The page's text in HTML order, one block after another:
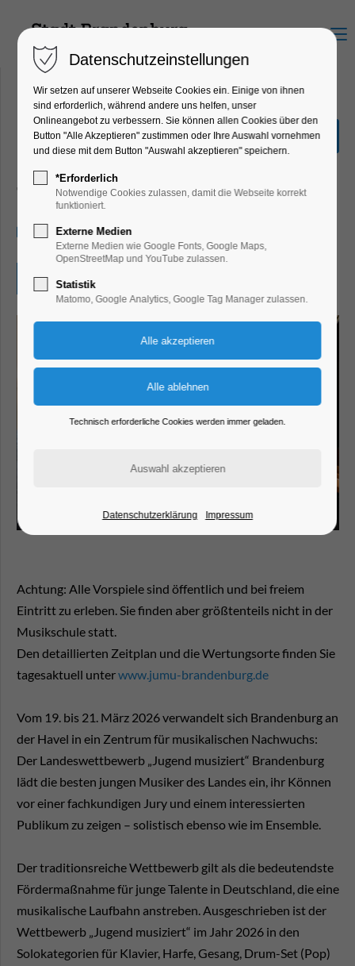
Menu
Jugend musiziert -
Landeswettbewerb
Kinder, Jugend, Konzert, Musik, Kunst,
Theater, Bühne
19.03.2026, 10:45–18:00
Eintritt frei
Achtung: Alle Vorspiele sind öffentlich und bei freiem
Eintritt zu erleben. Sie finden aber größtenteils nicht in der
Musikschule statt.
Den detaillierten Zeitplan und die Wertungsorte finden Sie
tagesaktuell unterwww.jumu-brandenburg.de
Vom 19. bis 21. März 2026 verwandelt sich Brandenburg an
der Havel in ein Zentrum für musikalischen Nachwuchs:
Der Landeswettbewerb „Jugend musiziert“ Brandenburg
lädt die besten jungen Musiker des Landes ein, ihr Können
vor einer fachkundigen Jury und einem interessierten
Publikum zu zeigen – solistisch ebenso wie im Ensemble.
Der traditionsreiche Wettbewerb gilt als die bedeutendste
Fördermaßnahme für junge Talente in Deutschland, die eine
musikalische Laufbahn anstreben. Ausgeschrieben ist der
Wettbewerb „Jugend musiziert“ im Jahr 2026 in den
Solokategorien für Klavier, Harfe, Gesang, Drum-Set (Pop)
Datenschutzeinstellungen
Wir setzen auf unserer Webseite Cookies ein. Einige von ihnen
sind erforderlich, während andere uns helfen, unser
Onlineangebot zu verbessern. Sie können allen Cookies über den
Button "Alle Akzeptieren" zustimmen oder Ihre Auswahl vornehmen
und diese mit dem Button "Auswahl akzeptieren" speichern.
*Erforderlich
Notwendige Cookies zulassen, damit die Webseite korrekt
funktioniert.
Externe Medien
Externe Medien wie Google Fonts, Google Maps,
OpenStreetMap und YouTube zulassen.
Statistik
Matomo, Google Analytics, Google Tag Manager zulassen.
Technisch erforderliche Cookies werden immer geladen.
Datenschutzerklärung Impressum